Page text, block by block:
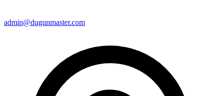
admin@dugunmaster.com